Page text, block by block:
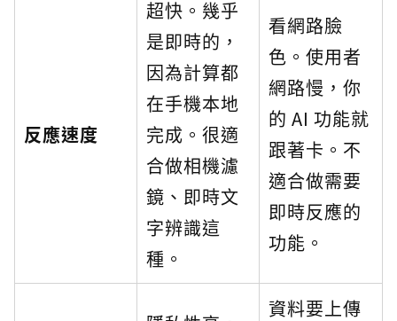
反應速度
超快。幾乎
是即時的，
因為計算都
在手機本地
完成。很適
合做相機濾
鏡、即時文
字辨識這
種。
看網路臉
色。使用者
網路慢，你
的 AI 功能就
跟著卡。不
適合做需要
即時反應的
功能。
資料要上傳